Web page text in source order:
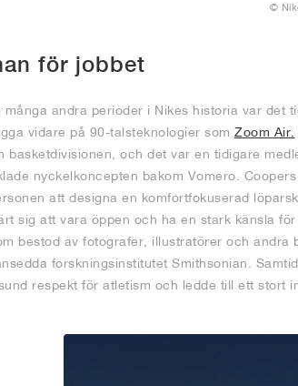
©
för jobbet
många andra perioder i Nikes historia var det
vidare på 90-talsteknologier som Zoom Air.
basketdivisionen, och det var en tidigare
nyckelkoncepten bakom Vomero.
att designa en komfortfokuserad
sig att vara öppen och ha en stark känsla
bestod av fotografer, illustratörer och
forskningsinstitutet Smithsonian.
respekt för atletism och ledde till ett stort